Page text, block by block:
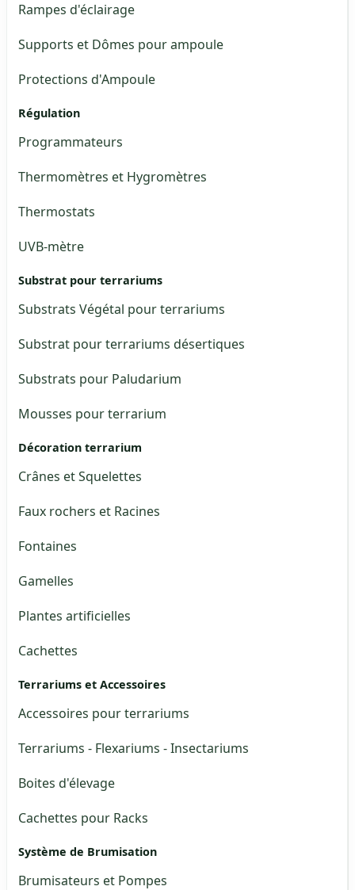
Rampes d'éclairage
Supports et Dômes pour ampoule
Protections d'Ampoule
Régulation
Programmateurs
Thermomètres et Hygromètres
Thermostats
UVB-mètre
Substrat pour terrariums
Substrats Végétal pour terrariums
Substrat pour terrariums désertiques
Substrats pour Paludarium
Mousses pour terrarium
Décoration terrarium
Crânes et Squelettes
Faux rochers et Racines
Fontaines
Gamelles
Plantes artificielles
Cachettes
Terrariums et Accessoires
Accessoires pour terrariums
Terrariums - Flexariums - Insectariums
Boites d'élevage
Cachettes pour Racks
Système de Brumisation
Brumisateurs et Pompes